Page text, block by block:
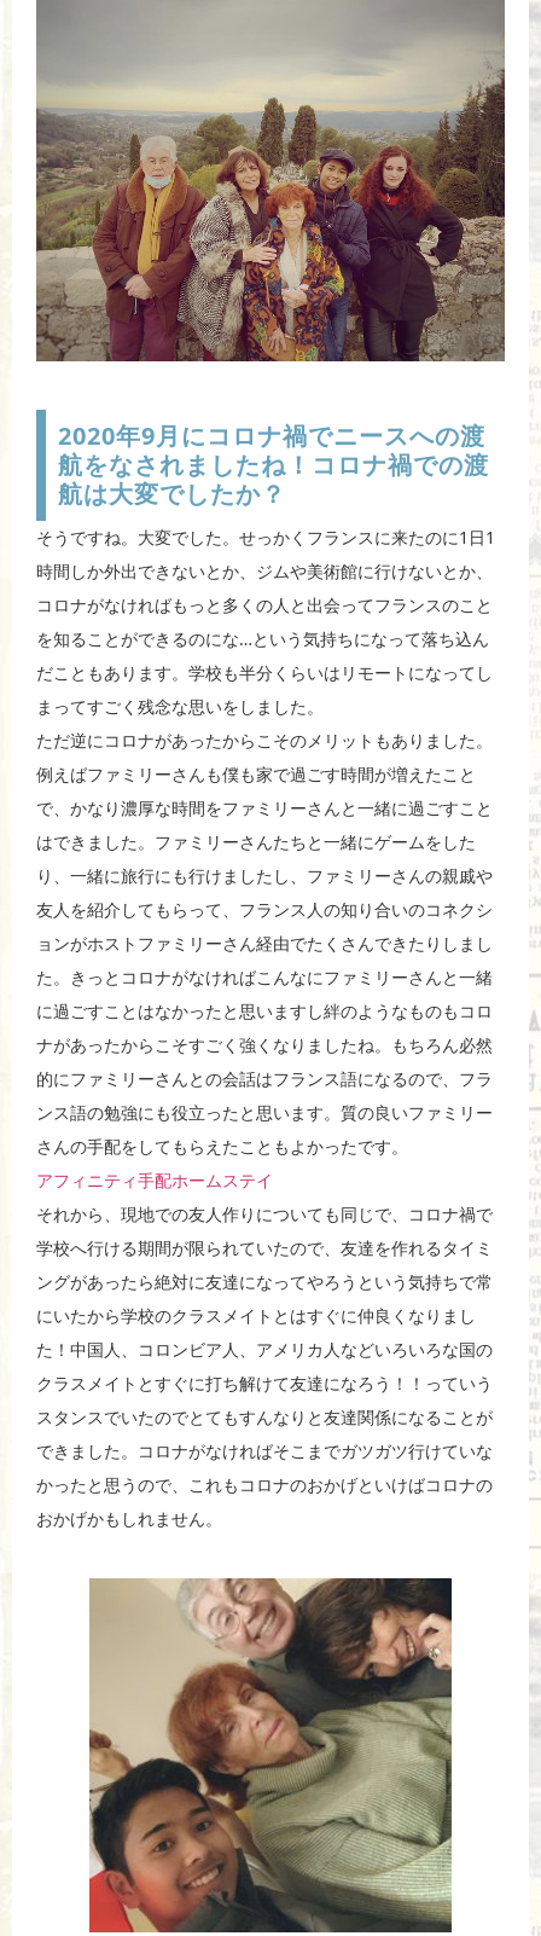
2020年9月にコロナ禍でニースへの渡
航をなされましたね！コロナ禍での渡
航は大変でしたか？
そうですね。大変でした。せっかくフランスに来たのに1日1
時間しか外出できないとか、ジムや美術館に行けないとか、
コロナがなければもっと多くの人と出会ってフランスのこと
を知ることができるのにな…という気持ちになって落ち込ん
だこともあります。学校も半分くらいはリモートになってし
まってすごく残念な思いをしました。
ただ逆にコロナがあったからこそのメリットもありました。
例えばファミリーさんも僕も家で過ごす時間が増えたこと
で、かなり濃厚な時間をファミリーさんと一緒に過ごすこと
はできました。ファミリーさんたちと一緒にゲームをした
り、一緒に旅行にも行けましたし、ファミリーさんの親戚や
友人を紹介してもらって、フランス人の知り合いのコネクシ
ョンがホストファミリーさん経由でたくさんできたりしまし
た。きっとコロナがなければこんなにファミリーさんと一緒
に過ごすことはなかったと思いますし絆のようなものもコロ
ナがあったからこそすごく強くなりましたね。もちろん必然
的にファミリーさんとの会話はフランス語になるので、フラ
ンス語の勉強にも役立ったと思います。質の良いファミリー
さんの手配をしてもらえたこともよかったです。
アフィニティ手配ホームステイ
それから、現地での友人作りについても同じで、コロナ禍で
学校へ行ける期間が限られていたので、友達を作れるタイミ
ングがあったら絶対に友達になってやろうという気持ちで常
にいたから学校のクラスメイトとはすぐに仲良くなりまし
た！中国人、コロンビア人、アメリカ人などいろいろな国の
クラスメイトとすぐに打ち解けて友達になろう！！っていう
スタンスでいたのでとてもすんなりと友達関係になることが
できました。コロナがなければそこまでガツガツ行けていな
かったと思うので、これもコロナのおかげといけばコロナの
おかげかもしれません。